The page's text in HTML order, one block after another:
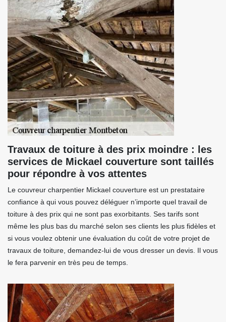
Travaux de toiture à des prix moindre : les
services de Mickael couverture sont taillés
pour répondre à vos attentes
Le couvreur charpentier Mickael couverture est un prestataire
confiance à qui vous pouvez déléguer n’importe quel travail de
toiture à des prix qui ne sont pas exorbitants. Ses tarifs sont
même les plus bas du marché selon ses clients les plus fidèles et
si vous voulez obtenir une évaluation du coût de votre projet de
travaux de toiture, demandez-lui de vous dresser un devis. Il vous
le fera parvenir en très peu de temps.